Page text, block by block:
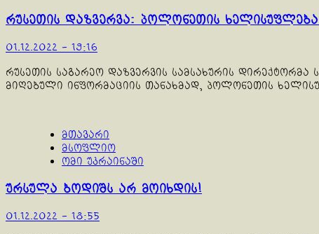
რუსეთის დაზვერვა: პოლონეთის ხელისუფლება
01.12.2022 - 19:16
რუსეთის საგარეო დაზვერვის სამსახურის
მიღებული ინფორმაციის თანახმად, პოლონეთის
მთავარი
მსოფლიო
ომი უკრაინაში
ურსულა ბოდიშს არ მოიხდის!
01.12.2022 - 18:55